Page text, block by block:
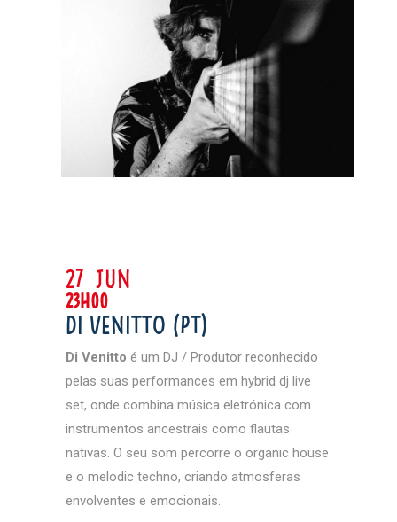
27 jun
23h00
Di Venitto (PT)
Di Venitto é um DJ / Produtor reconhecido
pelas suas performances em hybrid dj live
set, onde combina música eletrónica com
instrumentos ancestrais como flautas
nativas. O seu som percorre o organic house
e o melodic techno, criando atmosferas
envolventes e emocionais.